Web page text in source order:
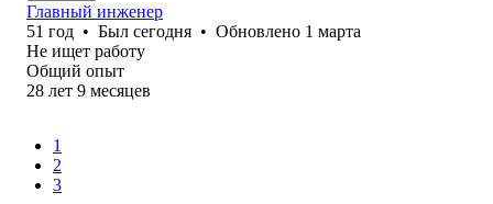
Главный инженер
51 год • Был сегодня • Обновлено 1 марта
Не ищет работу
Общий опыт
28 лет 9 месяцев
1
2
3